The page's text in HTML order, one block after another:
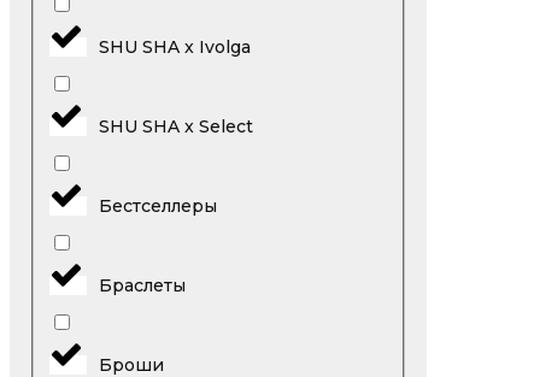
SHU SHA x Ivolga
SHU SHA x Select
Бестселлеры
Браслеты
Броши